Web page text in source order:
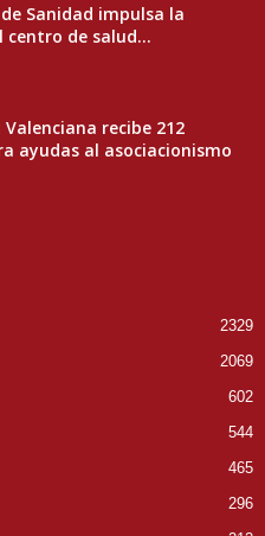
Sanidad impulsa la
centro de salud...
recibe 212
ayudas al asociacionismo
2329
2069
602
544
465
296